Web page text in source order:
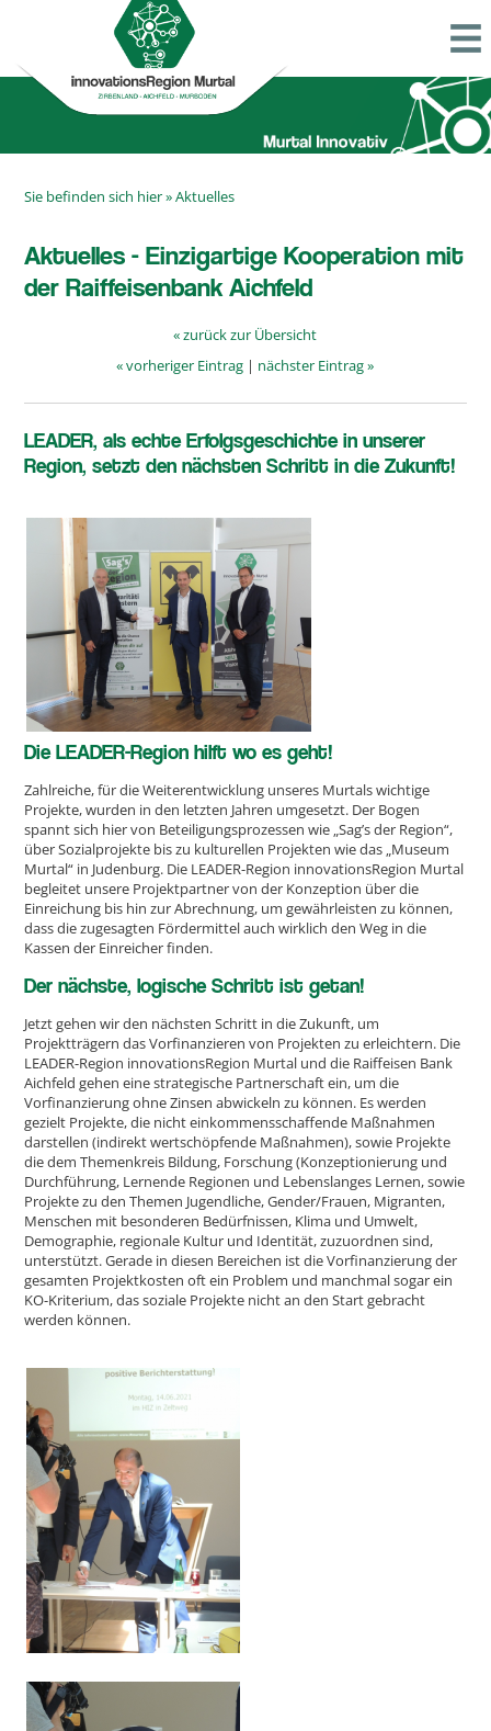
Sie befinden sich hier »Aktuelles
Aktuelles - Einzigartige Kooperation mit
der Raiffeisenbank Aichfeld
« zurück zur Übersicht
« vorheriger Eintrag | nächster Eintrag »
LEADER, als echte Erfolgsgeschichte in unserer
Region, setzt den nächsten Schritt in die Zukunft!
Die LEADER-Region hilft wo es geht!
Zahlreiche, für die Weiterentwicklung unseres Murtals wichtige
Projekte, wurden in den letzten Jahren umgesetzt. Der Bogen
spannt sich hier von Beteiligungsprozessen wie „Sag’s der Region“,
über Sozialprojekte bis zu kulturellen Projekten wie das „Museum
Murtal“ in Judenburg. Die LEADER-Region innovationsRegion Murtal
begleitet unsere Projektpartner von der Konzeption über die
Einreichung bis hin zur Abrechnung, um gewährleisten zu können,
dass die zugesagten Fördermittel auch wirklich den Weg in die
Kassen der Einreicher finden.
Der nächste, logische Schritt ist getan!
Jetzt gehen wir den nächsten Schritt in die Zukunft, um
Projektträgern das Vorfinanzieren von Projekten zu erleichtern. Die
LEADER-Region innovationsRegion Murtal und die Raiffeisen Bank
Aichfeld gehen eine strategische Partnerschaft ein, um die
Vorfinanzierung ohne Zinsen abwickeln zu können. Es werden
gezielt Projekte, die nicht einkommensschaffende Maßnahmen
darstellen (indirekt wertschöpfende Maßnahmen), sowie Projekte
die dem Themenkreis Bildung, Forschung (Konzeptionierung und
Durchführung, Lernende Regionen und Lebenslanges Lernen, sowie
Projekte zu den Themen Jugendliche, Gender/Frauen, Migranten,
Menschen mit besonderen Bedürfnissen, Klima und Umwelt,
Demographie, regionale Kultur und Identität, zuzuordnen sind,
unterstützt. Gerade in diesen Bereichen ist die Vorfinanzierung der
gesamten Projektkosten oft ein Problem und manchmal sogar ein
KO-Kriterium, das soziale Projekte nicht an den Start gebracht
werden können.